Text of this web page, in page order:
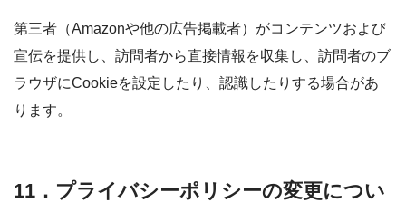
第三者（Amazonや他の広告掲載者）がコンテンツおよび
宣伝を提供し、訪問者から直接情報を収集し、訪問者のブ
ラウザにCookieを設定したり、認識したりする場合があ
ります。
11．プライバシーポリシーの変更につい